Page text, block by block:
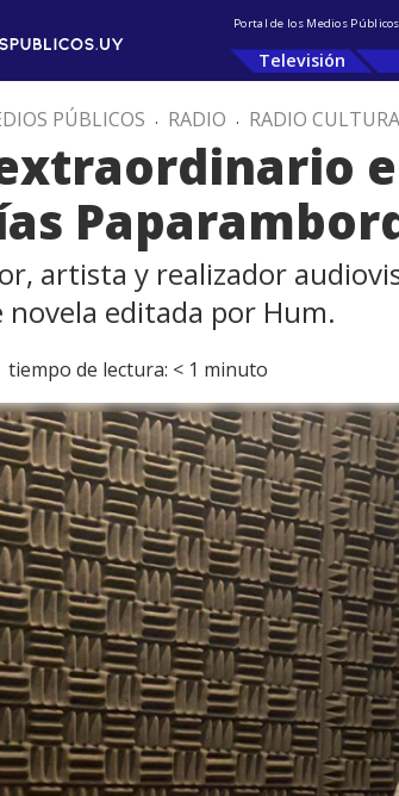
Portal de los Medios
Televisión
PÚBLICOS . RADIO . RADIO CULTURA
artista y realizador
novela editada por Hum.
tiempo de lectura: < 1 minuto